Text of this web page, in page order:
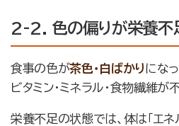
2-2. 色の偏りが栄養不
食事の色が茶色・白ばかりにな
ビタミン・ミネラル・食物繊維が
栄養不足の状態では、体は「エ